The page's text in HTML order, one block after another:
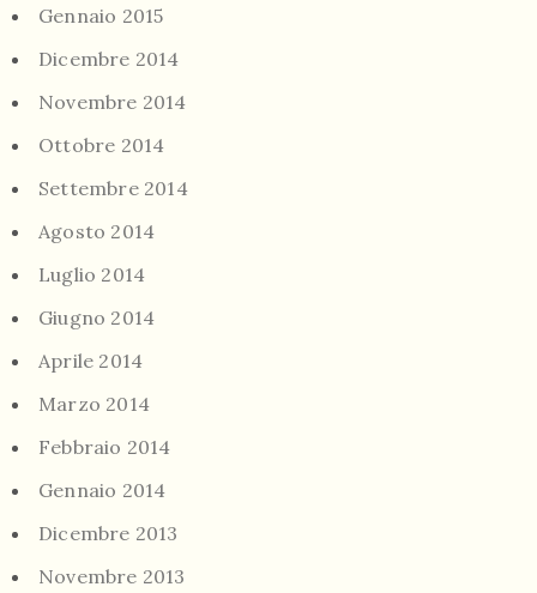
Gennaio 2015
Dicembre 2014
Novembre 2014
Ottobre 2014
Settembre 2014
Agosto 2014
Luglio 2014
Giugno 2014
Aprile 2014
Marzo 2014
Febbraio 2014
Gennaio 2014
Dicembre 2013
Novembre 2013